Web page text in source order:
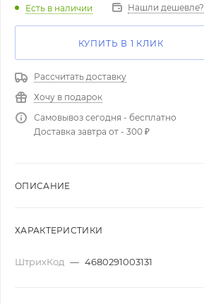
Есть в наличии Нашли дешевле?
КУПИТЬ В 1 КЛИК
Рассчитать доставку
Хочу в подарок
Самовывоз сегодня - бесплатно
Доставка завтра от - 300 ₽
ОПИСАНИЕ
ХАРАКТЕРИСТИКИ
ШтрихКод — 4680291003131